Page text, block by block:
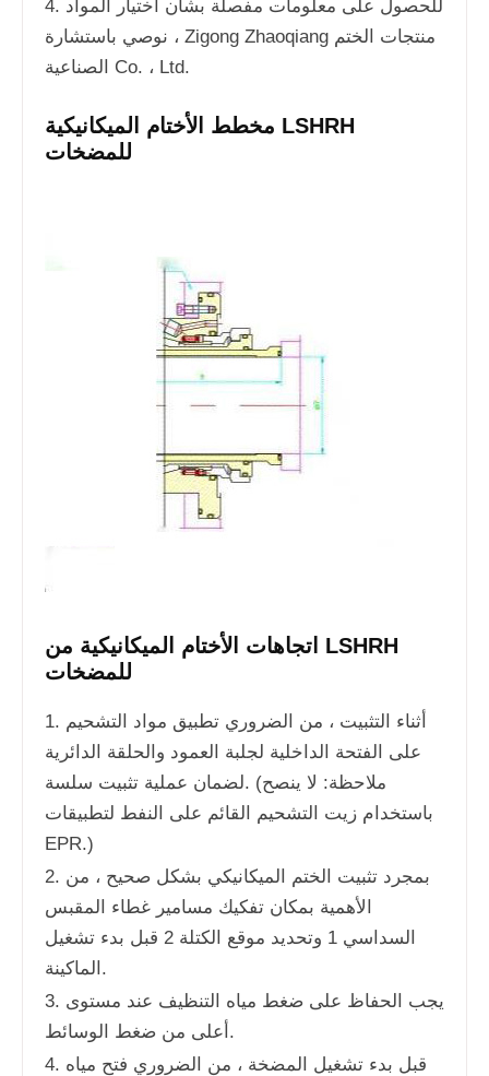
4. للحصول على معلومات مفصلة بشأن اختيار المواد
، نوصي باستشارة Zigong Zhaoqiang منتجات الختم
الصناعية Co. ، Ltd.
مخطط الأختام الميكانيكية LSHRH
للمضخات
اتجاهات الأختام الميكانيكية من LSHRH
للمضخات
1. أثناء التثبيت ، من الضروري تطبيق مواد التشحيم
على الفتحة الداخلية لجلبة العمود والحلقة الدائرية
لضمان عملية تثبيت سلسة. (ملاحظة: لا ينصح
باستخدام زيت التشحيم القائم على النفط لتطبيقات
EPR.)
2. بمجرد تثبيت الختم الميكانيكي بشكل صحيح ، من
الأهمية بمكان تفكيك مسامير غطاء المقبس
السداسي 1 وتحديد موقع الكتلة 2 قبل بدء تشغيل
الماكينة.
3. يجب الحفاظ على ضغط مياه التنظيف عند مستوى
أعلى من ضغط الوسائط.
4. قبل بدء تشغيل المضخة ، من الضروري فتح مياه